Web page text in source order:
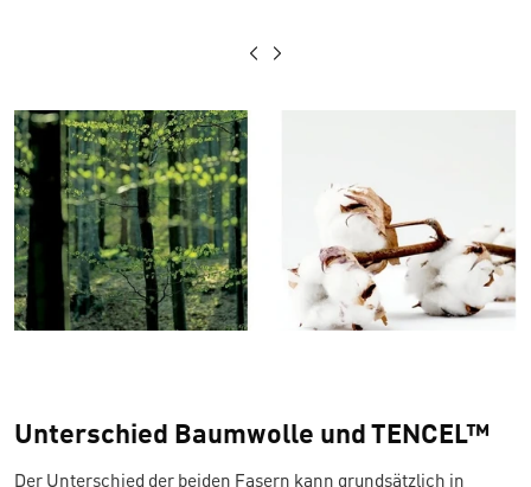
Unterschied Baumwolle und TENCEL™
Der Unterschied der beiden Fasern kann grundsätzlich in